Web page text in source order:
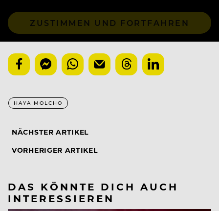
ZUSTIMMEN UND FORTFAHREN
HAYA MOLCHO
NÄCHSTER ARTIKEL
VORHERIGER ARTIKEL
DAS KÖNNTE DICH AUCH
INTERESSIEREN